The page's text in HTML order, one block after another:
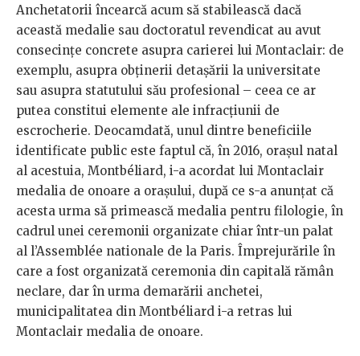
Anchetatorii încearcă acum să stabilească dacă
această medalie sau doctoratul revendicat au avut
consecințe concrete asupra carierei lui Montaclair: de
exemplu, asupra obținerii detașării la universitate
sau asupra statutului său profesional – ceea ce ar
putea constitui elemente ale infracțiunii de
escrocherie. Deocamdată, unul dintre beneficiile
identificate public este faptul că, în 2016, orașul natal
al acestuia, Montbéliard, i-a acordat lui Montaclair
medalia de onoare a orașului, după ce s-a anunțat că
acesta urma să primească medalia pentru filologie, în
cadrul unei ceremonii organizate chiar într-un palat
al l’Assemblée nationale de la Paris. Împrejurările în
care a fost organizată ceremonia din capitală rămân
neclare, dar în urma demarării anchetei,
municipalitatea din Montbéliard i-a retras lui
Montaclair medalia de onoare.